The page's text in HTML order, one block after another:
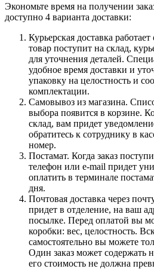
Экономьте время на получении
доступно 4 варианта доставки:
Курьерская доставка
товар поступит на склад,
для уточнения деталей.
удобное время доставки и
упаковку на целостность и
комплектации.
Самовывоз из магазина.
выбора появится в корзине.
склад, вам придет
обратитесь к сотруднику в
номер.
Постамат. Когда заказ
телефон или e-mail придет
оплатить в терминале
дня.
Почтовая доставка через
придет в отделение, на ваш
посылке. Перед оплатой вы
коробки: вес, целостность.
самостоятельно вы можете
Один заказ может содержать
его стоимость не должна